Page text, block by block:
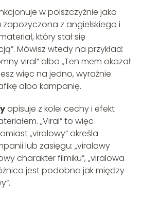
w polszczyźnie jako
z angielskiego i
który stał się
Mówisz wtedy na przykład:
viral” albo „Ten mem okazał
więc na jedno, wyraźnie
albo kampanię.
opisuje z kolei cechy i efekt
„Viral” to więc
„viralowy” określa
lub zasięgu: „viralowy
charakter filmiku”, „viralowa
jest podobna jak między